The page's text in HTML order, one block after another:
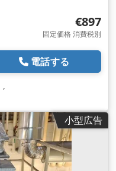
€897
固定価格 消費税別
電話する
,
小型広告